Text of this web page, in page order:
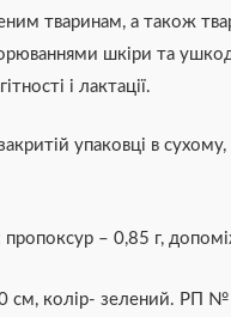
тваринам, а також
шкіри та
і лактації.
упаковці в
– 0,85 г,
см, колір- зелений.